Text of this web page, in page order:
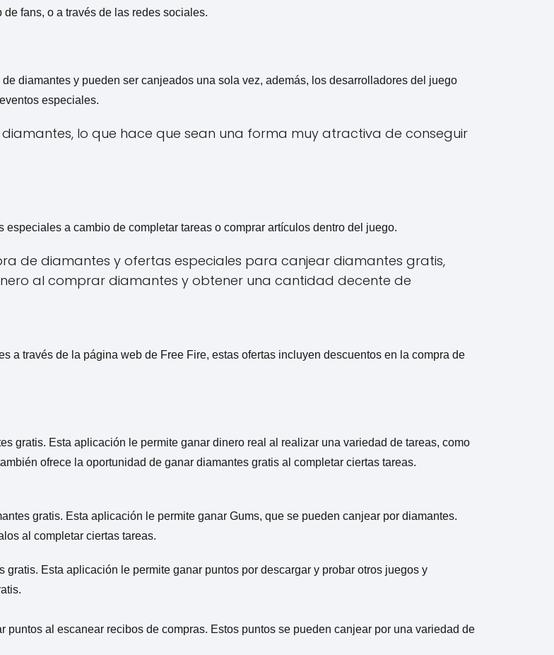
fans, o a través de las redes sociales.
diamantes y pueden ser canjeados una sola vez, además, los desarrolladores del juego
especiales.
lo que hace que sean una forma muy atractiva de conseguir
a cambio de completar tareas o comprar artículos dentro del juego.
de diamantes y ofertas especiales para canjear diamantes gratis,
al comprar diamantes y obtener una cantidad decente de
a través de la página web de Free Fire, estas ofertas incluyen descuentos en la compra de
gratis. Esta aplicación le permite ganar dinero real al realizar una variedad de tareas, como
ofrece la oportunidad de ganar diamantes gratis al completar ciertas tareas.
gratis. Esta aplicación le permite ganar Gums, que se pueden canjear por diamantes.
al completar ciertas tareas.
Esta aplicación le permite ganar puntos por descargar y probar otros juegos y
puntos al escanear recibos de compras. Estos puntos se pueden canjear por una variedad de